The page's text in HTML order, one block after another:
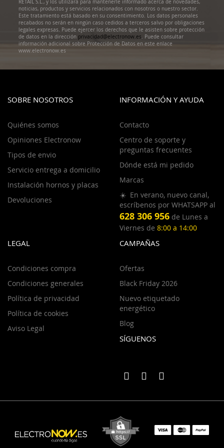
RETAIL S.L., y los utilizará para mantenerle informado acerca de novedades,
noticias, productos y servicios relacionados con nosotros o nuestro sector.
Este tratamiento está basado en su consentimiento. Los datos personales
recabados no serán en ningún caso cedidos a terceros salvo por obligaciones
legales expresas. Puede ejercer los derechos que le asisten sobre protección
de datos en la dirección privacidad@electronow.es. Puede consultar
información adicional sobre Protección de Datos en este enlace
www.electronow.es
SOBRE NOSOTROS
Quiénes somos
Opiniones Electronow
Tipos de envio
Servicio entrega a domicilio
Instalación hornos y placas
Devoluciones
INFORMACIÓN Y AYUDA
Contacto
Centro de soporte y
preguntas frecuentes
Dónde está mi pedido
Marcas
☀️ En verano, nuevo canal,
escríbenos por WHATSAPP al
628 306 956 de Lunes a
Viernes de 8:00 a 14:00
LEGAL
Condiciones compra
Condiciones generales
Política de privacidad
Política de cookies
Aviso Legal
CAMPAÑAS
Ofertas
Black Friday 2026
Nuevo etiquetado
energético
Blog
SÍGUENOS